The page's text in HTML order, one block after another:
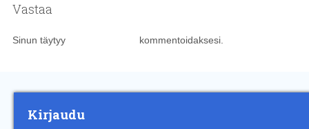
Vastaa
Sinun täytyy kommentoidaksesi.
Kirjaudu